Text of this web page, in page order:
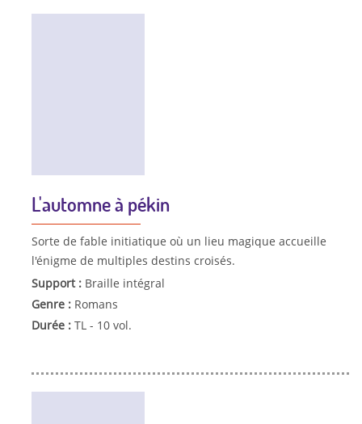
L'automne à pékin
Sorte de fable initiatique où un lieu magique accueille
l'énigme de multiples destins croisés.
Support : Braille intégral
Genre : Romans
Durée : TL - 10 vol.